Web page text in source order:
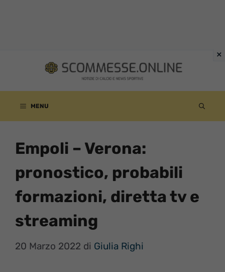
contenuto
MENU
Empoli – Verona:
pronostico, probabili
formazioni, diretta tv e
streaming
20 Marzo 2022 di Giulia Righi